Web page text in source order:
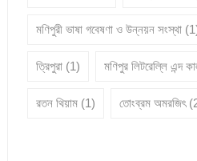
মণিপুরী ভাষা গবেষণা ও উন্নয়ন সংস্থা
ত্রিপুরা (1) মণিপুর লিটরেল্লি এন্দ
রতন থিয়াম (1) তোংব্রম অমরজিৎ